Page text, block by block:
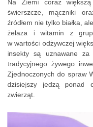
Na Ziemi coraz
świerszcze, mączniki
źródłem nie tylko białka,
żelaza i witamin z
w wartości odżywczej
insekty są uznawane za
tradycyjnego żywego
Zjednoczonych do spraw
dzisiejszy jedzą ponad
zwierząt.